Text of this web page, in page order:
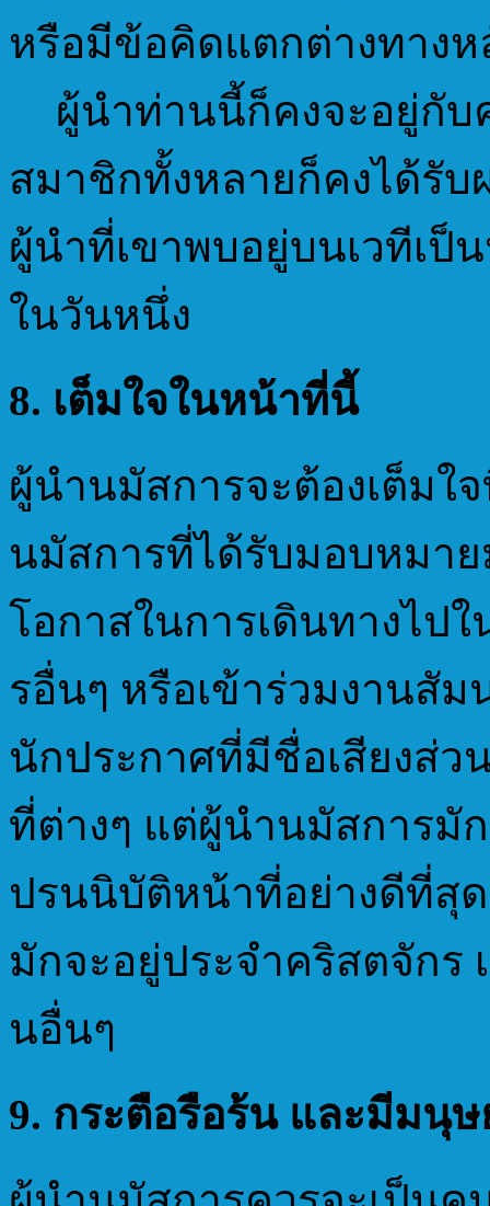
หรือมีข้อคิดแตกต่างทางห
ผู้นำท่านนี้ก็คงจะอยู่กั
สมาชิกทั้งหลายก็คงได้รับ
ผู้นำที่เขาพบอยู่บนเวทีเป็
ในวันหนึ่ง
8. เต็มใจในหน้าที่นี้
ผู้นำนมัสการจะต้องเต็มใ
นมัสการที่ได้รับมอบหมา
โอกาสในการเดินทางไป
รอื่นๆ หรือเข้าร่วมงานสั
นักประกาศที่มีชื่อเสียงส่
ที่ต่างๆ แต่ผู้นำนมัสการมั
ปรนนิบัติหน้าที่อย่างดีที่สุ
มักจะอยู่ประจำคริสตจักร
นอื่นๆ
9. กระตือรือร้น และมีมนุ